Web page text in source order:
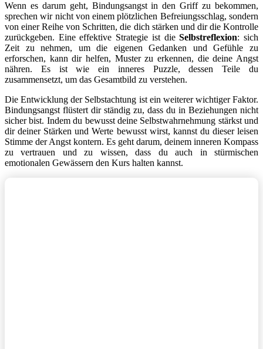
Wenn es darum geht, Bindungsangst in den Griff zu bekommen,
sprechen wir nicht von einem plötzlichen Befreiungsschlag, sondern
von einer Reihe von Schritten, die dich stärken und dir die Kontrolle
zurückgeben. Eine effektive Strategie ist dieSelbstreflexion: sich
Zeit zu nehmen, um die eigenen Gedanken und Gefühle zu
erforschen, kann dir helfen, Muster zu erkennen, die deine Angst
nähren. Es ist wie ein inneres Puzzle, dessen Teile du
zusammensetzt, um das Gesamtbild zu verstehen.
Die Entwicklung der Selbstachtung ist ein weiterer wichtiger Faktor.
Bindungsangst flüstert dir ständig zu, dass du in Beziehungen nicht
sicher bist. Indem du bewusst deine Selbstwahrnehmung stärkst und
dir deiner Stärken und Werte bewusst wirst, kannst du dieser leisen
Stimme der Angst kontern. Es geht darum, deinem inneren Kompass
zu vertrauen und zu wissen, dass du auch in stürmischen
emotionalen Gewässern den Kurs halten kannst.